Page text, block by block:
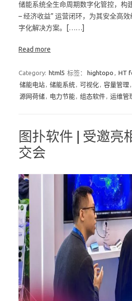
储能系统全生命周期数字化管控，构
– 经济收益” 运营闭环，为其安全高
字化解决方案。[……]
Read more
Category: html5 标签： hightopo , HT
储能电站, 储能系统, 可视化, 容量管理 ,
源网荷储, 电力节能, 组态软件, 运维管
图扑软件 | 受邀亮
交会